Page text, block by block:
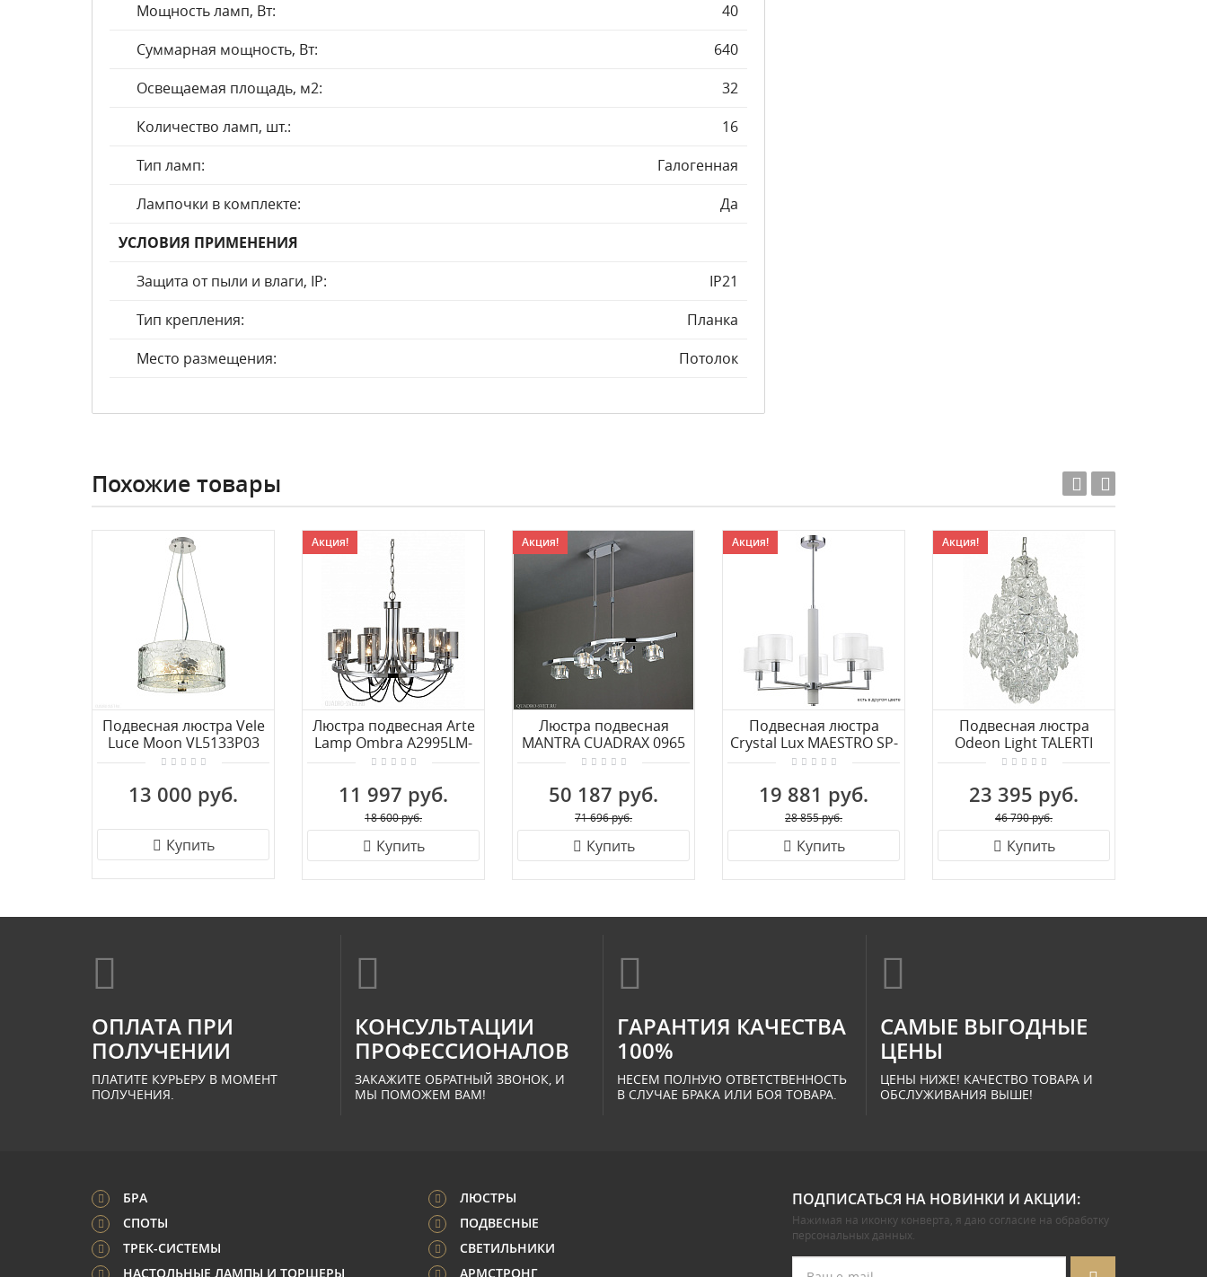
Мощность ламп, Вт:
40
Суммарная мощность, Вт:
640
Освещаемая площадь, м2:
32
Количество ламп, шт.:
16
Тип ламп:
Галогенная
Лампочки в комплекте:
Да
УСЛОВИЯ ПРИМЕНЕНИЯ
Защита от пыли и влаги, IP:
IP21
Тип крепления:
Планка
Место размещения:
Потолок
Похожие товары
Подвесная люстра Vele
Luce Moon VL5133P03
13 000 руб.
Купить
Акция!
Люстра подвесная Arte
Lamp Ombra A2995LM-
8CC
11 997 руб.
18 600 руб.
Купить
Акция!
Люстра подвесная
MANTRA CUADRAX 0965
50 187 руб.
71 696 руб.
Купить
Акция!
Подвесная люстра
Crystal Lux MAESTRO SP-
PL5 CHROME
19 881 руб.
28 855 руб.
Купить
Акция!
Подвесная люстра
Odeon Light TALERTI
4923/10A
23 395 руб.
46 790 руб.
Купить
ОПЛАТА ПРИ
ПОЛУЧЕНИИ
ПЛАТИТЕ КУРЬЕРУ В МОМЕНТ
ПОЛУЧЕНИЯ.
КОНСУЛЬТАЦИИ
ПРОФЕССИОНАЛОВ
ЗАКАЖИТЕ ОБРАТНЫЙ ЗВОНОК, И
МЫ ПОМОЖЕМ ВАМ!
ГАРАНТИЯ КАЧЕСТВА
100%
НЕСЕМ ПОЛНУЮ ОТВЕТСТВЕННОСТЬ
В СЛУЧАЕ БРАКА ИЛИ БОЯ ТОВАРА.
САМЫЕ ВЫГОДНЫЕ
ЦЕНЫ
ЦЕНЫ НИЖЕ! КАЧЕСТВО ТОВАРА И
ОБСЛУЖИВАНИЯ ВЫШЕ!
БРА
ЛЮСТРЫ
СПОТЫ
ПОДВЕСНЫЕ
ТРЕК-СИСТЕМЫ
СВЕТИЛЬНИКИ
НАСТОЛЬНЫЕ ЛАМПЫ И ТОРШЕРЫ
АРМСТРОНГ
ПОДПИСАТЬСЯ НА НОВИНКИ И АКЦИИ:
Нажимая на иконку конверта, я даю согласие на обработку
персональных данных.